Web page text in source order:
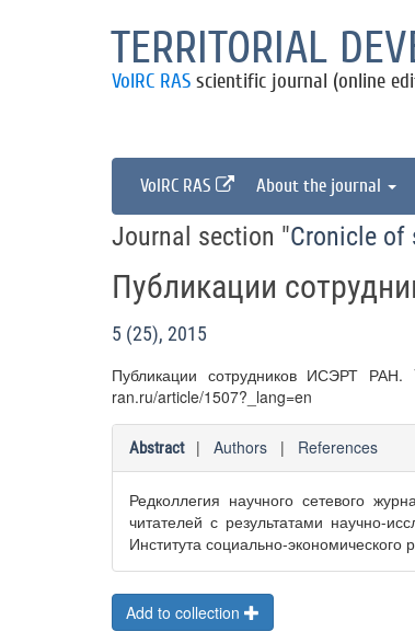
TERRITORIAL
VolRC RAS scientific journal (online
VolRC RAS About the journal
Journal section "Cronicle of
Публикации
5 (25), 2015
Публикации сотрудников ИСЭРТ РАН.
ran.ru/article/1507?_lang=en
Abstract | Authors | References
Редколлегия научного сетевого
читателей с результатами научно-
Института социально-
Add to collection